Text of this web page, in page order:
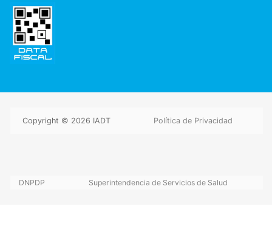
Copyright © 2026 IADT Política de Privacidad
DNPDP Superintendencia de Servicios de Salud